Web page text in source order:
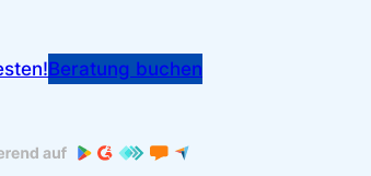
Beratung buchen